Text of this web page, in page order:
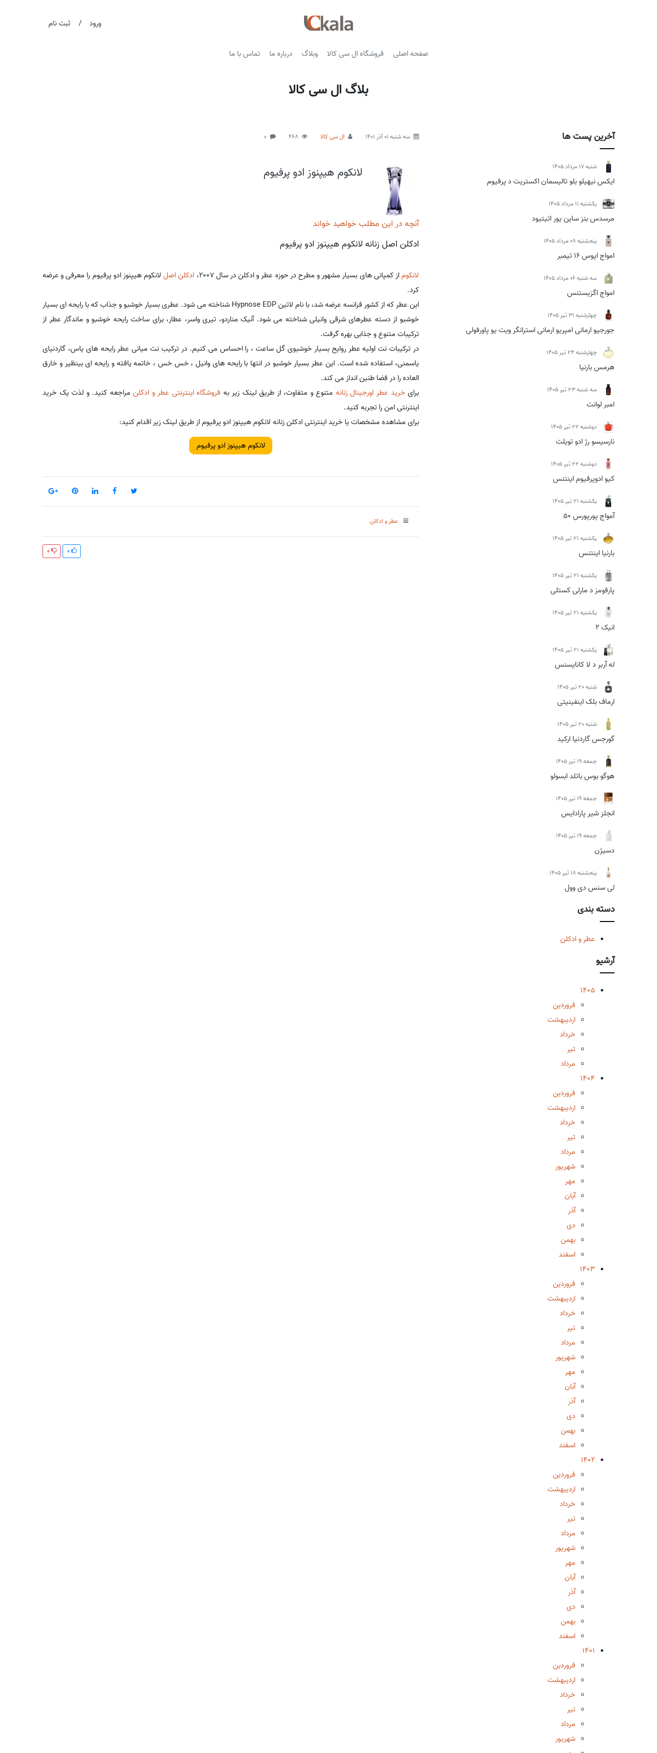
ورود / ثبت نام
صفحه اصلی فروشگاه ال سی کالا وبلاگ درباره ما تماس با ما
بلاگ ال سی کالا
آخرین پست ها
شنبه 17 مرداد 1405
ایکس نیهیلو بلو تالیسمان اکستریت د پرفیوم
يكشنبه 11 مرداد 1405
مرسدس بنز ساین یور اتیتیود
پنجشنبه 08 مرداد 1405
امواج اپوس 16 تیمبر
سه شنبه 06 مرداد 1405
امواج اگزیستنس
چهارشنبه 31 تیر 1405
جورجیو ارمانی امپریو ارمانی استرانگر ویت یو پاورفولی
چهارشنبه 24 تیر 1405
هرمس بارنیا
سه شنبه 23 تیر 1405
امبر لوانت
دوشنبه 22 تیر 1405
نارسیسو رژ ادو تویلت
دوشنبه 22 تیر 1405
کیو ادوپرفیوم اینتنس
يكشنبه 21 تیر 1405
آمواج پورپورس 50
يكشنبه 21 تیر 1405
بارنیا اینتنس
يكشنبه 21 تیر 1405
پارفومز د مارلی کستلی
يكشنبه 21 تیر 1405
انیک 2
يكشنبه 21 تیر 1405
له آربر د لا کانایسنس
شنبه 20 تیر 1405
ارماف بلک اینفینیتی
شنبه 20 تیر 1405
گورجس گاردنیا ارکید
جمعه 19 تیر 1405
هوگو بوس باتلد ابسولو
جمعه 19 تیر 1405
انجلز شیر پارادایس
جمعه 19 تیر 1405
دسیژن
پنجشنبه 18 تیر 1405
لی سنس دی وول
دسته بندی
عطر و ادکلن
آرشیو
1405
فروردین
اردیبهشت
خرداد
تیر
مرداد
1404
فروردین
اردیبهشت
خرداد
تیر
مرداد
شهریور
مهر
آبان
آذر
دی
بهمن
اسفند
1403
فروردین
اردیبهشت
خرداد
تیر
مرداد
شهریور
مهر
آبان
آذر
دی
بهمن
اسفند
1402
فروردین
اردیبهشت
خرداد
تیر
مرداد
شهریور
مهر
آبان
آذر
دی
بهمن
اسفند
1401
فروردین
اردیبهشت
خرداد
تیر
مرداد
شهریور
سه شنبه 01 آذر 1401 ال سی کالا 468
0
لانکوم هیپنوز ادو پرفیوم
آنچه در این مطلب خواهید خواند
ادکلن اصل زنانه لانکوم هیپنوز ادو پرفیوم
لانکوماز کمپانی های بسیار مشهور و مطرح در حوزه عطر و ادکلن در سال 2007، ادکلن اصللانکوم هیپنوز ادو پرفیوم را معرفی و عرضه
کرد.
این عطر که از کشور فرانسه عرضه شد، با نام لاتین Hypnose EDP شناخته می شود. عطری بسیار خوشبو و جذاب که با رایحه ای بسیار
خوشبو از دسته عطرهای شرقی وانیلی شناخته می شود. آنیک مناردو، تیری واسر، عطار، برای ساخت رایحه خوشبو و ماندگار عطر از
ترکیبات متنوع و جذابی بهره گرفت.
در ترکیبات نت اولیه عطر روایح بسیار خوشبوی گل ساعت ، را احساس می کنیم. در ترکیب نت میانی عطر رایحه های یاس، گاردنیای
یاسمنی، استفاده شده است. این عطر بسیار خوشبو در انتها با رایحه های وانیل ، خس خس ، خاتمه یافته و رایحه ای بینظیر و خارق
العاده را در فضا طنین انداز می کند.
برایخرید عطر اورجینال زنانه متنوع و متفاوت، از طریق لینک زیر به فروشگاه اینترنتی عطر و ادکلنمراجعه کنید. و لذت یک خرید
اینترنتی امن را تجربه کنید.
برای مشاهده مشخصات یا خرید اینترنتی ادکلن زنانه لانکوم هیپنوز ادو پرفیوم از طریق لینک زیر اقدام کنید:
لانکوم هیپنوز ادو پرفیوم
عطر و ادکلن